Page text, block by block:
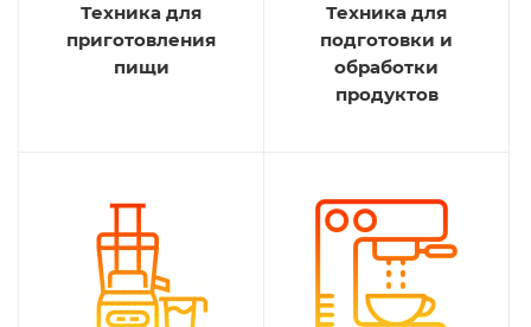
Техника для
приготовления
пищи
Техника для
подготовки и
обработки
продуктов